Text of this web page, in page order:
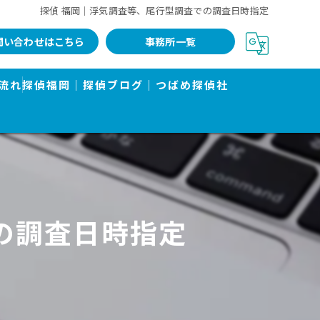
探偵 福岡｜浮気調査等、尾行型調査での調査日時指定
い合わせはこちら 事務所一覧
書で有名
れ探偵福岡｜探偵ブログ｜つばめ探偵社
調査日時指定